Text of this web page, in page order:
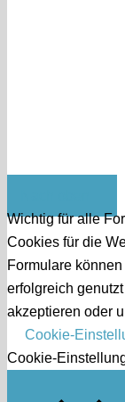
Wichtig für alle
Cookies für die
Formulare
erfolgreich
akzeptieren oder
Cookie-
Cookie-